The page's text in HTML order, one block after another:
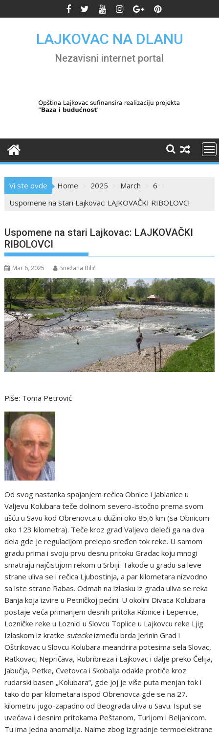
to
LAJKOVAC NA DLANU
Nezavisni internet portal
Vi ste ovde Home 2025 March
6
Uspomene na stari Lajkovac: LAJKOVAČKI RIBOLOVCI
Uspomene na stari Lajkovac: LAJKOVAČKI
RIBOLOVCI
Mar 6, 2025 Snežana Bilić
Piše: Toma Petrović
Od svog nastanka spajanjem rečica Obnice i Jablanice u
Valjevu Kolubara teče dolinom severo-istočno prema svom
ušću u Savu kod Obrenovca u dužini oko 85,6 km (sa Obnicom
oko 123 kilometra). Teče kroz grad Valjevo deleći ga na dva
dela gde je regulacijom prelepo sređen tok reke. U samom
gradu prima i svoju prvu desnu pritoku Gradac koju mnogi
smatraju najčistijom rekom u Srbiji. Takođe u gradu sa leve
strane uliva se i rečica Ljubostinja, a par kilometara nizvodno
sa iste strane Rabas. Odmah na izlasku iz grada uliva se reka
Banja koja izvire u Petničkoj pećini. U okolini Divaca Kolubara
postaje veća primanjem desnih pritoka Ribnice i Lepenice,
Lozničke reke u Loznici u Slovcu Toplice u Lajkovcu reke Ljig.
Izlaskom iz kratke suteckeizmeđu brda Jerinin Grad i
Oštrikovac u Slovcu Kolubara meandrira potesima sela Slovac,
Ratkovac, Nepričava, Rubribreza i Lajkovac i dalje preko Ćelija,
Jabučja, Petke, Cvetovca i Skobalja odakle protiče kroz
rudarski basen „Kolubara“, gde joj je više puta menjan tok i
tako do par kilometara ispod Obrenovca gde se na 27.
kilometru jugo-zapadno od Beograda uliva u Savu. Isput se
uvećava i desnim pritokama Peštanom, Turijom i Beljanicom.
Tu ima jedna anomalija. Naime zbog izgradnje termoelektrane